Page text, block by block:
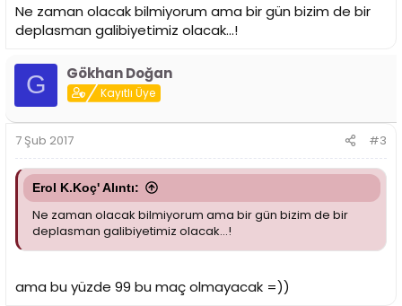
Ne zaman olacak bilmiyorum ama bir gün bizim de bir
deplasman galibiyetimiz olacak...!
G Gökhan Doğan
Kayıtlı Üye
7 Şub 2017 #3
Erol K.Koç' Alıntı:
Ne zaman olacak bilmiyorum ama bir gün bizim de bir
deplasman galibiyetimiz olacak...!
ama bu yüzde 99 bu maç olmayacak =))